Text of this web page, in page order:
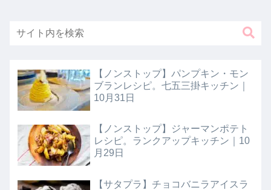
【ノンストップ】パンプキン・モン
ブランレシピ。七五三掛キッチン｜
10月31日
【ノンストップ】ジャーマンポテト
レシピ。ランクアップキッチン｜10
月29日
【サタプラ】チョコバニラアイスラ